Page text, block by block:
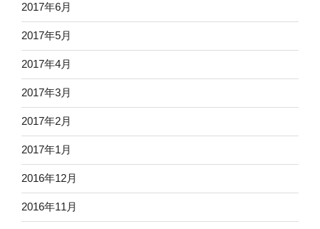
2017年6月
2017年5月
2017年4月
2017年3月
2017年2月
2017年1月
2016年12月
2016年11月